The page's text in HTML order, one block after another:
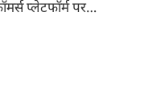
प्लेटफॉर्म पर